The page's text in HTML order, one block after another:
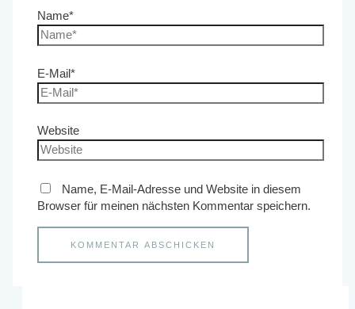
Name*
E-Mail*
Website
Name, E-Mail-Adresse und Website in diesem
Browser für meinen nächsten Kommentar speichern.